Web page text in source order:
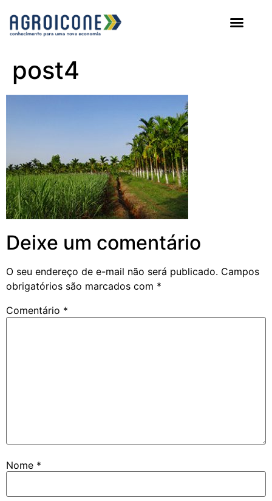
post4
Deixe um comentário
O seu endereço de e-mail não será publicado. Campos
obrigatórios são marcados com *
Comentário *
Nome *